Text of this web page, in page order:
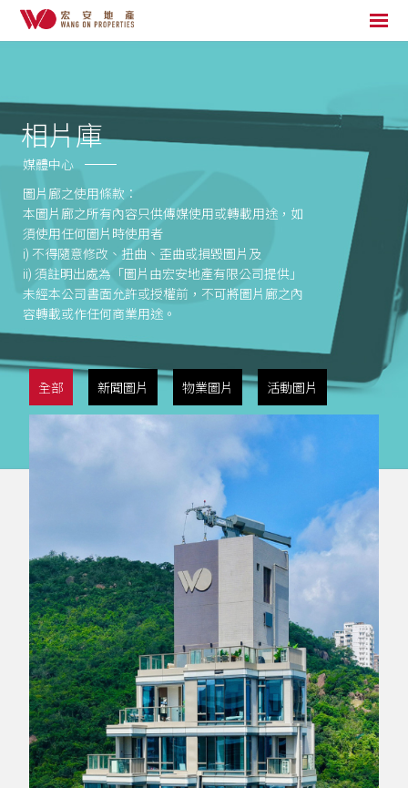
相片庫
媒體中心
圖片廊之使用條款：
本圖片廊之所有內容只供傳媒使用或轉載用途，如
須使用任何圖片時使用者
i) 不得隨意修改、扭曲、歪曲或損毀圖片及
ii) 須註明出處為「圖片由宏安地產有限公司提供」
未經本公司書面允許或授權前，不可將圖片廊之內
容轉載或作任何商業用途。
全部 新聞圖片 物業圖片 活動圖片